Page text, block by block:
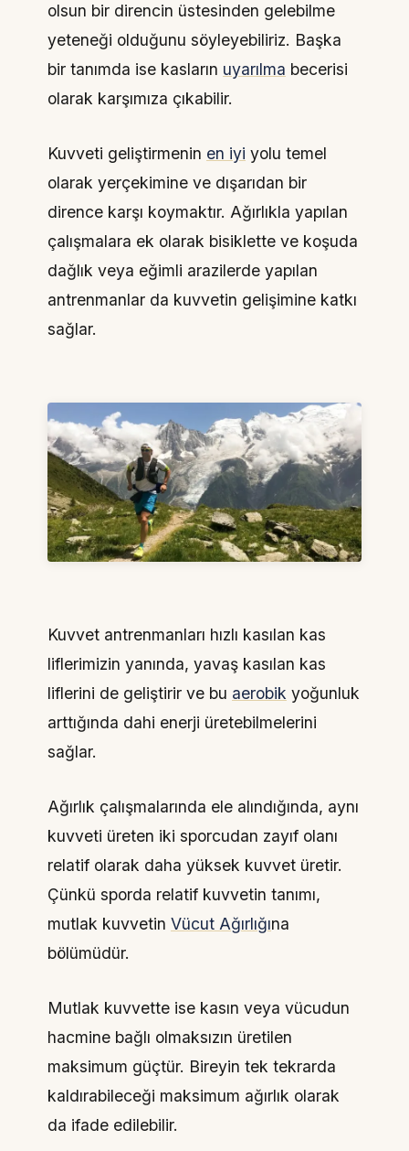
olsun bir direncin üstesinden gelebilme
yeteneği olduğunu söyleyebiliriz. Başka
bir tanımda ise kasların uyarılma becerisi
olarak karşımıza çıkabilir.
Kuvveti geliştirmenin en iyi yolu temel
olarak yerçekimine ve dışarıdan bir
dirence karşı koymaktır. Ağırlıkla yapılan
çalışmalara ek olarak bisiklette ve koşuda
dağlık veya eğimli arazilerde yapılan
antrenmanlar da kuvvetin gelişimine katkı
sağlar.
Kuvvet antrenmanları hızlı kasılan kas
liflerimizin yanında, yavaş kasılan kas
liflerini de geliştirir ve bu aerobik yoğunluk
arttığında dahi enerji üretebilmelerini
sağlar.
Ağırlık çalışmalarında ele alındığında, aynı
kuvveti üreten iki sporcudan zayıf olanı
relatif olarak daha yüksek kuvvet üretir.
Çünkü sporda relatif kuvvetin tanımı,
mutlak kuvvetin Vücut Ağırlığına
bölümüdür.
Mutlak kuvvette ise kasın veya vücudun
hacmine bağlı olmaksızın üretilen
maksimum güçtür. Bireyin tek tekrarda
kaldırabileceği maksimum ağırlık olarak
da ifade edilebilir.